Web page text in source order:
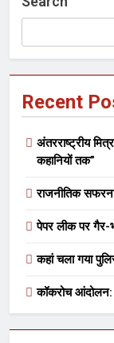
Recent
अंतरराष्ट्रीय
कहानियों तक”
राजनीतिक
पेपर लीक पर गैर-
कहां चला गया
कॉकरोच आंदोलन: